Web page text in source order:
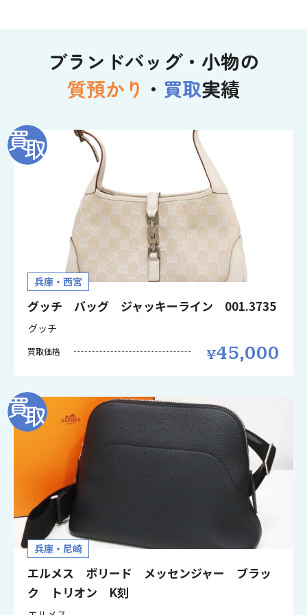
ブランドバッグ・小物の
質預かり ・ 買取実績
兵庫・西宮
グッチ バッグ ジャッキーライン 001.3735
グッチ
買取価格 45,000
兵庫・尼崎
エルメス ボリード メッセンジャー ブラッ
ク トリオン K刻